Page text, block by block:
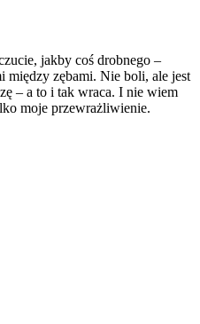
jakby coś drobnego –
między zębami. Nie boli, ale jest
– a to i tak wraca. I nie wiem
moje przewrażliwienie.